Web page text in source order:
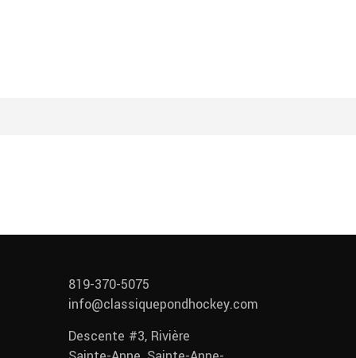
819-370-5075
info@classiquepondhockey.com
Descente #3, Rivière